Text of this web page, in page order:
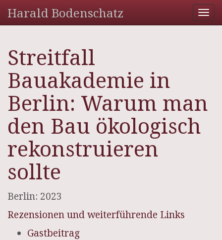
Harald Bodenschatz
Streitfall
Bauakademie in
Berlin: Warum man
den Bau ökologisch
rekonstruieren
sollte
Berlin: 2023
Rezensionen und weiterführende Links
Gastbeitrag